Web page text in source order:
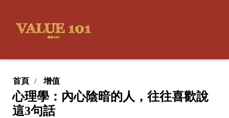
首頁 增值
心理學：內心陰暗的人，往往喜歡說
這3句話